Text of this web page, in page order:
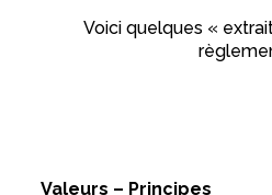
Voici quelques «
Valeurs – Principes